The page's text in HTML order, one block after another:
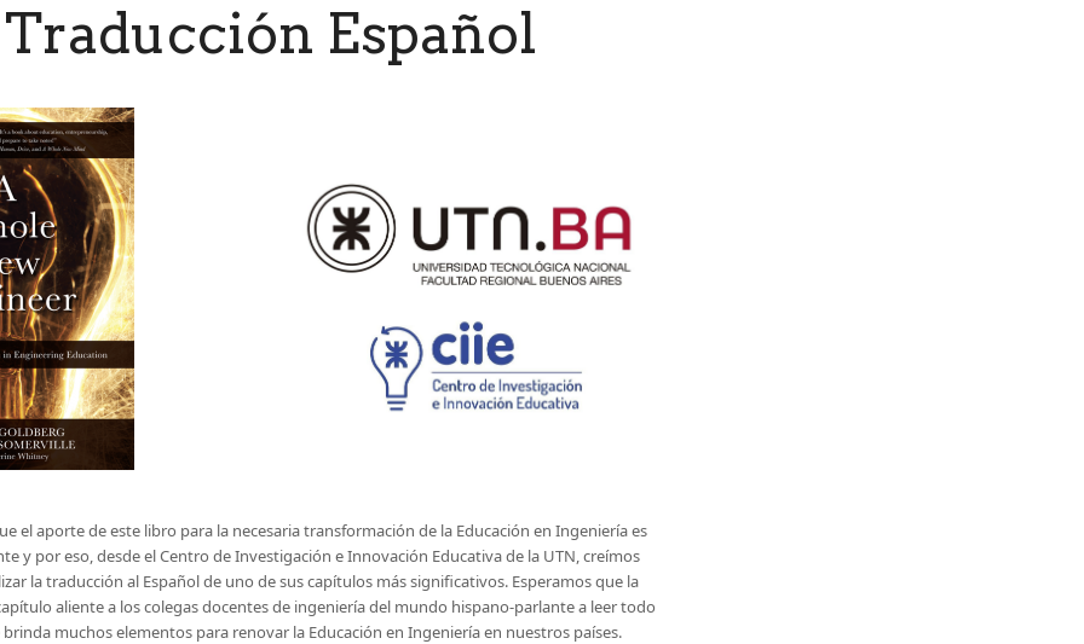
Traducción Español
el aporte de este libro para la necesaria transformación de la Educación en Ingeniería es
y por eso, desde el Centro de Investigación e Innovación Educativa de la UTN, creímos
la traducción al Español de uno de sus capítulos más significativos. Esperamos que la
aliente a los colegas docentes de ingeniería del mundo hispano-parlante a leer todo
muchos elementos para renovar la Educación en Ingeniería en nuestros países.